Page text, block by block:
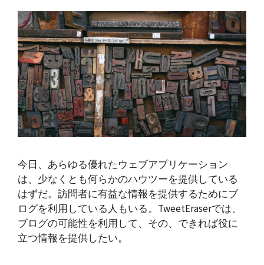
今日、あらゆる優れたウェブアプリケーション
は、少なくとも何らかのハウツーを提供している
はずだ。訪問者に有益な情報を提供するためにブ
ログを利用している人もいる。TweetEraserでは、
ブログの可能性を利用して、その、できれば役に
立つ情報を提供したい。